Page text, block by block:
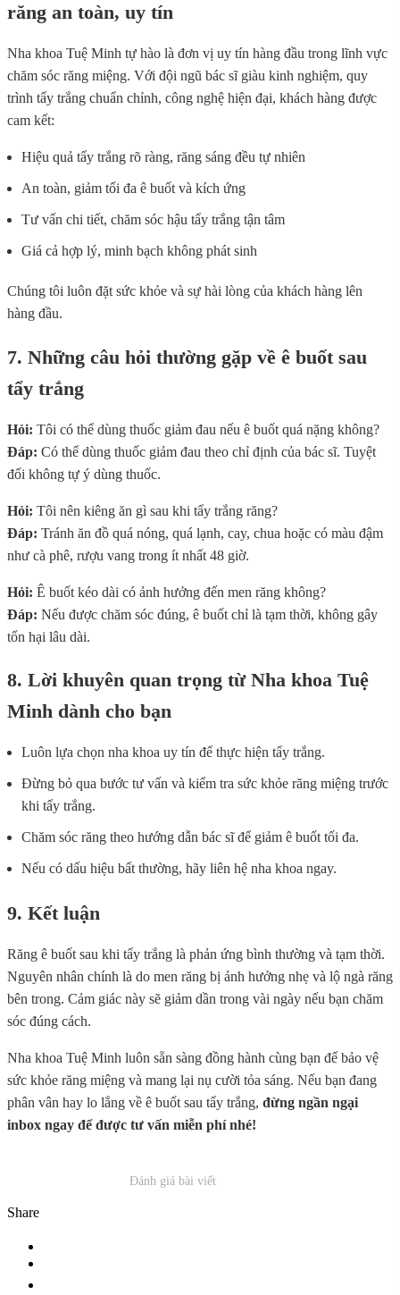
răng an toàn, uy tín
Nha khoa Tuệ Minh tự hào là đơn vị uy tín hàng đầu trong lĩnh vực
chăm sóc răng miệng. Với đội ngũ bác sĩ giàu kinh nghiệm, quy
trình tẩy trắng chuẩn chỉnh, công nghệ hiện đại, khách hàng được
cam kết:
Hiệu quả tẩy trắng rõ ràng, răng sáng đều tự nhiên
An toàn, giảm tối đa ê buốt và kích ứng
Tư vấn chi tiết, chăm sóc hậu tẩy trắng tận tâm
Giá cả hợp lý, minh bạch không phát sinh
Chúng tôi luôn đặt sức khỏe và sự hài lòng của khách hàng lên
hàng đầu.
7. Những câu hỏi thường gặp về ê buốt sau
tẩy trắng
Hỏi: Tôi có thể dùng thuốc giảm đau nếu ê buốt quá nặng không?
Đáp: Có thể dùng thuốc giảm đau theo chỉ định của bác sĩ. Tuyệt
đối không tự ý dùng thuốc.
Hỏi: Tôi nên kiêng ăn gì sau khi tẩy trắng răng?
Đáp: Tránh ăn đồ quá nóng, quá lạnh, cay, chua hoặc có màu đậm
như cà phê, rượu vang trong ít nhất 48 giờ.
Hỏi: Ê buốt kéo dài có ảnh hưởng đến men răng không?
Đáp: Nếu được chăm sóc đúng, ê buốt chỉ là tạm thời, không gây
tổn hại lâu dài.
8. Lời khuyên quan trọng từ Nha khoa Tuệ
Minh dành cho bạn
Luôn lựa chọn nha khoa uy tín để thực hiện tẩy trắng.
Đừng bỏ qua bước tư vấn và kiểm tra sức khỏe răng miệng trước
khi tẩy trắng.
Chăm sóc răng theo hướng dẫn bác sĩ để giảm ê buốt tối đa.
Nếu có dấu hiệu bất thường, hãy liên hệ nha khoa ngay.
9. Kết luận
Răng ê buốt sau khi tẩy trắng là phản ứng bình thường và tạm thời.
Nguyên nhân chính là do men răng bị ảnh hưởng nhẹ và lộ ngà răng
bên trong. Cảm giác này sẽ giảm dần trong vài ngày nếu bạn chăm
sóc đúng cách.
Nha khoa Tuệ Minh luôn sẵn sàng đồng hành cùng bạn để bảo vệ
sức khỏe răng miệng và mang lại nụ cười tỏa sáng. Nếu bạn đang
phân vân hay lo lắng về ê buốt sau tẩy trắng, đừng ngần ngại
inbox ngay để được tư vấn miễn phí nhé!
Đánh giá bài viết
Share